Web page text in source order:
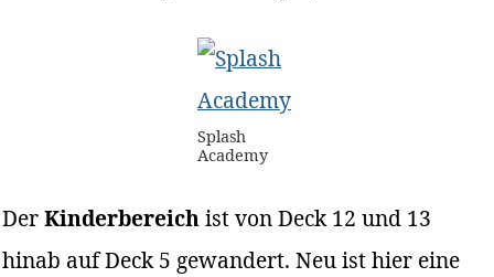
Splash
Academy
DerKinderbereichist von Deck 12 und 13
hinab auf Deck 5 gewandert. Neu ist hier eine